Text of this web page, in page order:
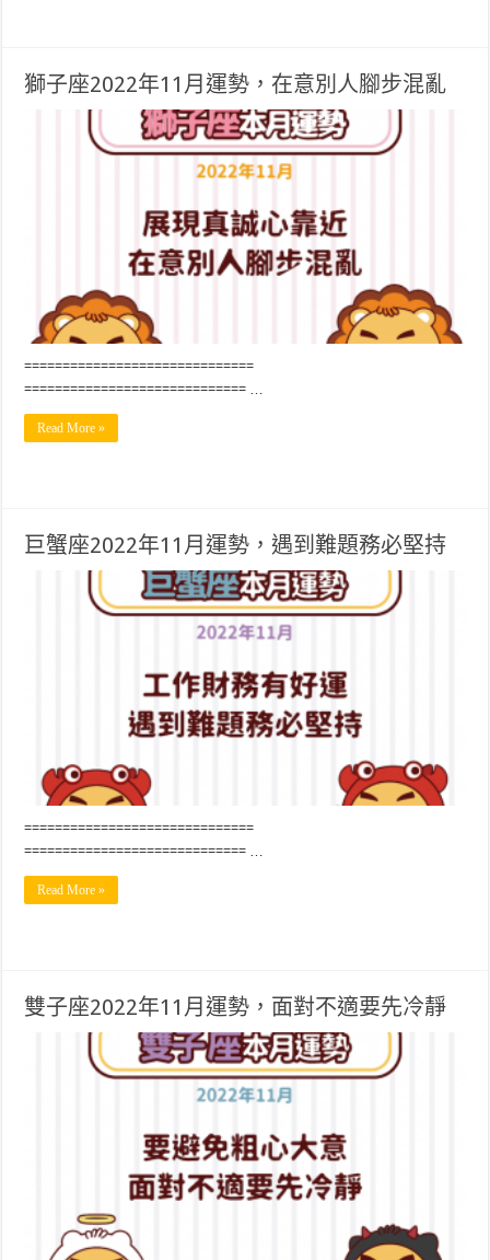
獅子座2022年11月運勢，在意別人腳步混亂
==============================
============================= …
Read More »
巨蟹座2022年11月運勢，遇到難題務必堅持
==============================
============================= …
Read More »
雙子座2022年11月運勢，面對不適要先冷靜